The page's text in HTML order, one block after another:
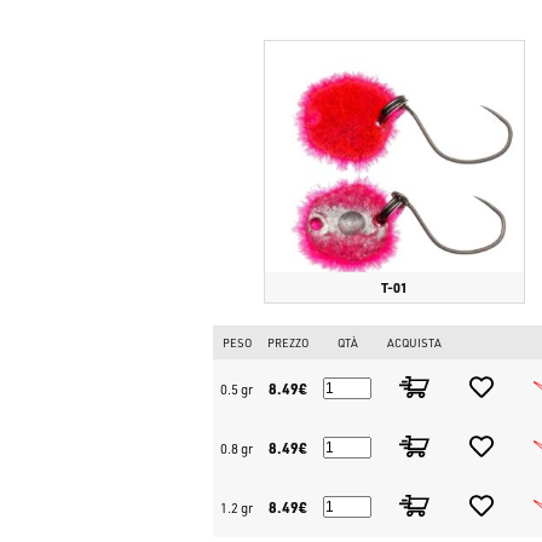
T-01
PESO PREZZO QTÀ ACQUISTA
0.5 gr 8.49€
0.8 gr 8.49€
1.2 gr 8.49€